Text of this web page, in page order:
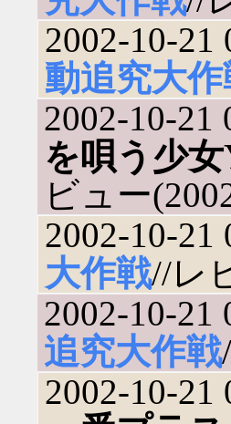
2002-10-21
動追究大作
2002-10-21
を唄う少
ビュー
2002-10-21
大作戦//レ
2002-10-21
追究大作戦
2002-10-21